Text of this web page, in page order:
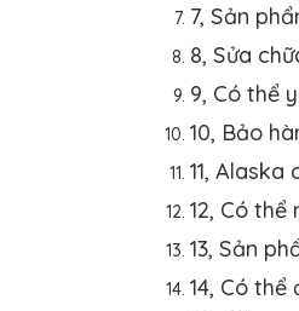
7, Sản
8, Sửa
9, Có thể
10, Bảo
11,
12, Có
13, Sản
14, Có